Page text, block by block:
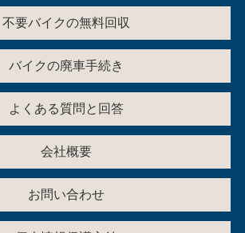
不要バイクの無料回収
バイクの廃車手続き
よくある質問と回答
会社概要
お問い合わせ